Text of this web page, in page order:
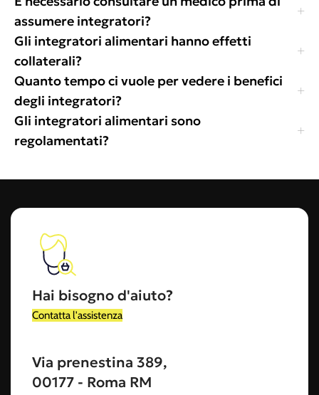
assumere integratori?
Gli integratori alimentari hanno effetti
collaterali?
Quanto tempo ci vuole per vedere i benefici
degli integratori?
Gli integratori alimentari sono
regolamentati?
Hai bisogno d'aiuto?
Contatta l'assistenza
Via prenestina 389,
00177 - Roma RM